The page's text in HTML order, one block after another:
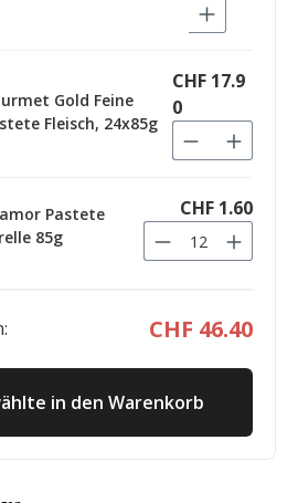
Gold Feine
Fleisch, 24x85g
CHF 17.9
0
Pastete
85g
CHF 1.60
CHF 46.40
in den Warenkorb